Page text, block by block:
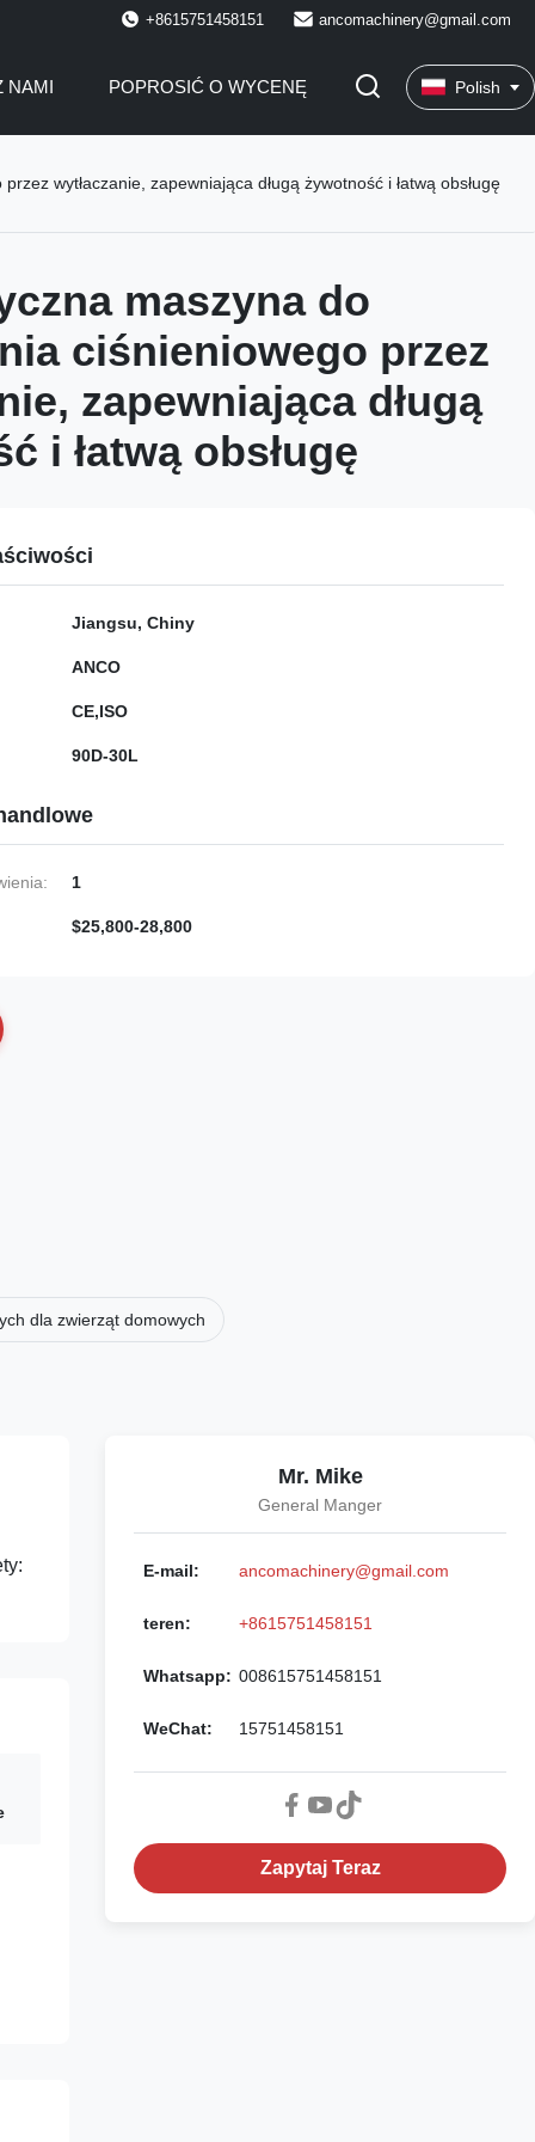
+8615751458151 ancomachinery@gmail.com
NAMI POPROSIĆ O WYCENĘ Polish
wytłaczanie, zapewniająca długą żywotność i łatwą obsługę
maszyna do
ciśnieniowego przez
zapewniająca długą
i łatwą obsługę
Jiangsu, Chiny
ANCO
CE,ISO
90D-30L
1
$25,800-28,800
dla zwierząt domowych
Mr. Mike
General Manger
E-mail: ancomachinery@gmail.com
teren: +8615751458151
Whatsapp: 008615751458151
WeChat: 15751458151
Zapytaj Teraz